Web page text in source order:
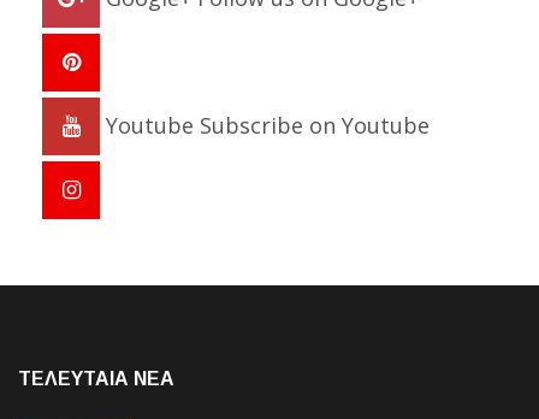
Youtube Subscribe on Youtube
ΤΕΛΕΥΤΑΙΑ NEA